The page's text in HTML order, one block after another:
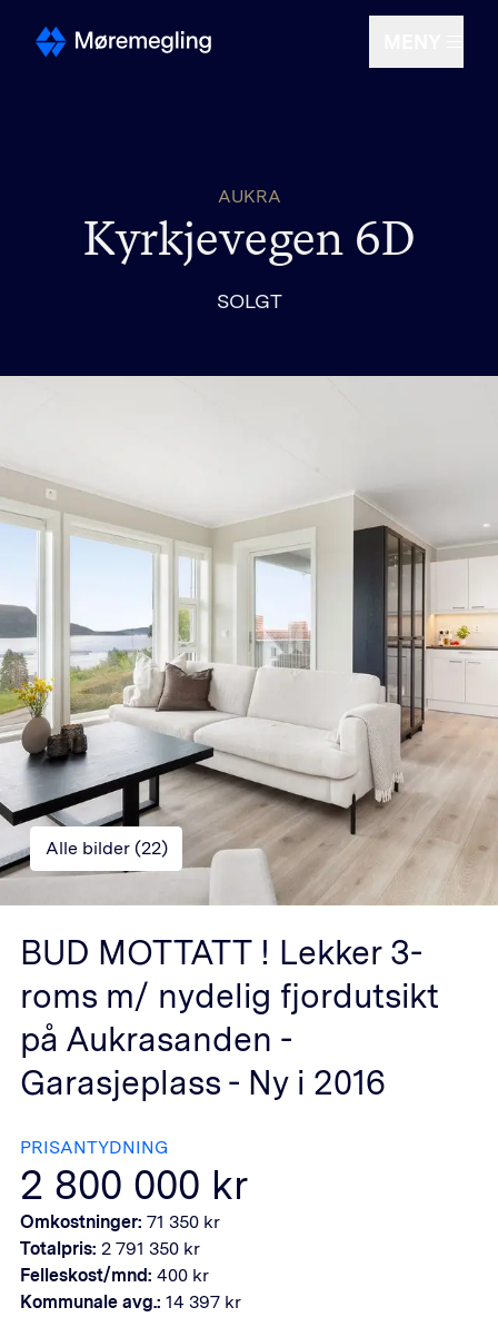
Om oss
AUKRA
Kyrkjevegen 6D
SOLGT
Alle bilder (22)
BUD MOTTATT ! Lekker 3-
roms m/ nydelig fjordutsikt
på Aukrasanden -
Garasjeplass - Ny i 2016
PRISANTYDNING
2 800 000 kr
Omkostninger: 71 350 kr
Totalpris: 2 791 350 kr
Felleskost/mnd: 400 kr
Kommunale avg.: 14 397 kr